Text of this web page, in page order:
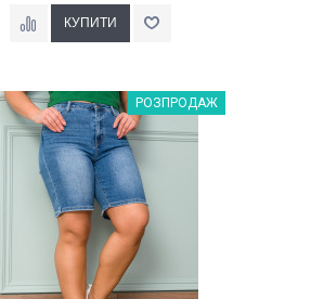
Наклейки Варіант з %РОЗПРОДАЖ